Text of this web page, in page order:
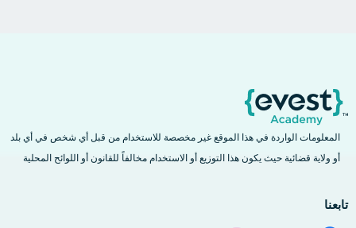
المعلومات الواردة في هذا الموقع غير مخصصة للاستخدام من قبل أي شخص في أي بلد
أو ولاية قضائية حيث يكون هذا التوزيع أو الاستخدام مخالفاً للقانون أو اللوائح المحلية
تابعنا